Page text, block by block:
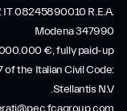
IT 08245890010 R.E.A.
Modena 347990
€, fully paid-up
the Italian Civil Code:
Stellantis N.V.